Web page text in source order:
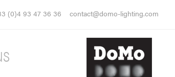
(0)4 93 47 36 36 contact@domo-lighting.com